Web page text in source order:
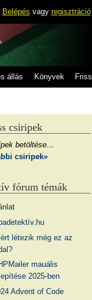
Belépés vagy regisztráció
állás Könyvek Friss
csiripek
betöltése…
csiripek»
fórum témák
létezik még ez az
mauális
2025-ben
Advent of Code